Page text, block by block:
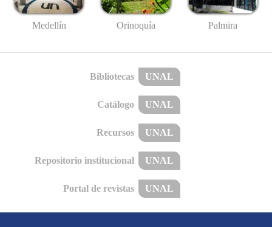
Medellín Orinoquía Palmira
Bibliotecas UNAL
Catálogo UNAL
Recursos UNAL
Repositorio institucional UNAL
Portal de revistas UNAL